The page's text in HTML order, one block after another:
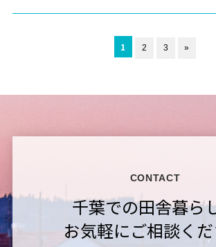
1 2 3 »
CONTACT
千葉での田舎暮ら
お気軽にご相談く